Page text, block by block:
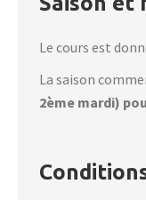
Le cours est
La saison
2ème mardi)